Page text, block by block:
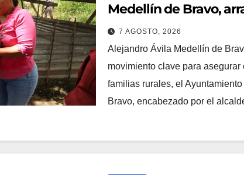
Medellín de Bravo,
vacunación masiva
Newcastle
7 AGOSTO, 2026
Alejandro Ávila ​Medellín de
movimiento clave para asegurar
familias rurales, el
Bravo, encabezado por el